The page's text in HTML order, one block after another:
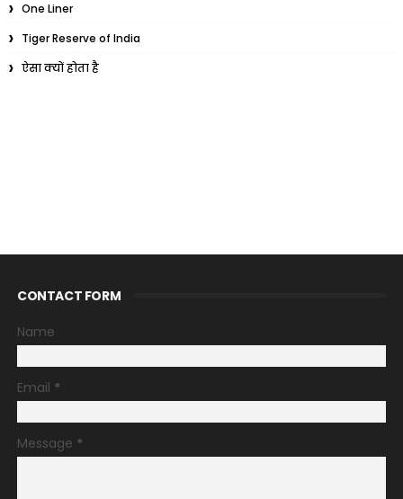
One Liner
Tiger Reserve of India
ऐसा क्यों होता है
CONTACT FORM
Name
Email *
Message *